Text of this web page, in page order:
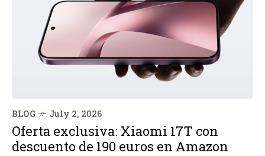
BLOG July 2, 2026
Oferta exclusiva: Xiaomi 17T con
descuento de 190 euros en Amazon